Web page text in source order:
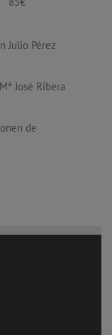
Julio Pérez
José Ribera
de